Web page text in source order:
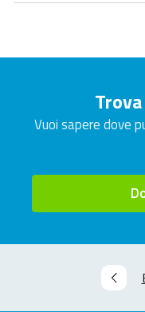
Vuoi sapere dove